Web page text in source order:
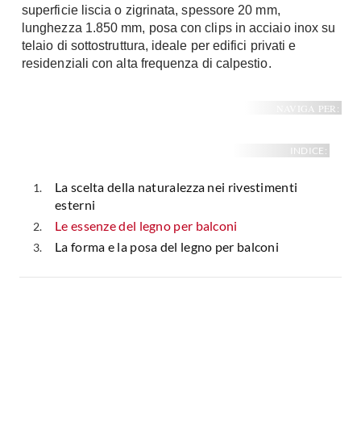
superficie liscia o zigrinata, spessore 20 mm,
lunghezza 1.850 mm, posa con clips in acciaio inox su
telaio di sottostruttura, ideale per edifici privati e
residenziali con alta frequenza di calpestio.
NAVIGA PER:
INDICE:
La scelta della naturalezza nei rivestimenti
esterni
Le essenze del legno per balconi
La forma e la posa del legno per balconi